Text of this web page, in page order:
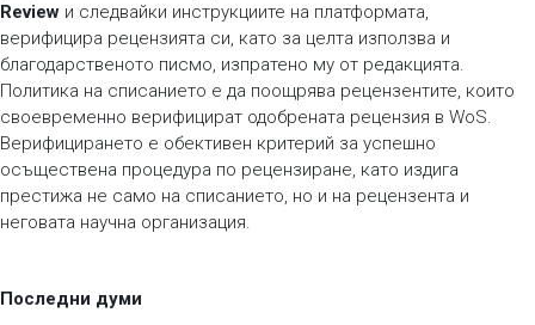
Review и следвайки инструкциите на платформата,
верифицира рецензията си, като за целта използва и
благодарственото писмо, изпратено му от редакцията.
Политика на списанието е да поощрява рецензентите, които
своевременно верифицират одобрената рецензия в WoS.
Верифицирането е обективен критерий за успешно
осъществена процедура по рецензиране, като издига
престижа не само на списанието, но и на рецензента и
неговата научна организация.
Последни думи